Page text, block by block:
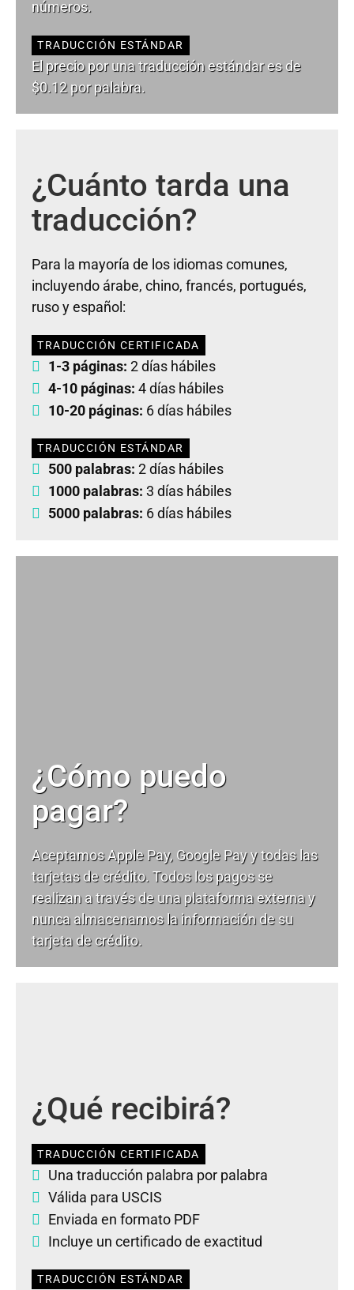
números.
TRADUCCIÓN ESTÁNDAR
El precio por una traducción estándar es de
$0.12 por palabra.
¿Cuánto tarda una
traducción?
Para la mayoría de los idiomas comunes,
incluyendo árabe, chino, francés, portugués,
ruso y español:
TRADUCCIÓN CERTIFICADA
1-3 páginas: 2 días hábiles
4-10 páginas: 4 días hábiles
10-20 páginas: 6 días hábiles
TRADUCCIÓN ESTÁNDAR
500 palabras: 2 días hábiles
1000 palabras: 3 días hábiles
5000 palabras: 6 días hábiles
¿Cómo puedo
pagar?
Aceptamos Apple Pay, Google Pay y todas las
tarjetas de crédito. Todos los pagos se
realizan a través de una plataforma externa y
nunca almacenamos la información de su
tarjeta de crédito.
¿Qué recibirá?
TRADUCCIÓN CERTIFICADA
Una traducción palabra por palabra
Válida para USCIS
Enviada en formato PDF
Incluye un certificado de exactitud
TRADUCCIÓN ESTÁNDAR